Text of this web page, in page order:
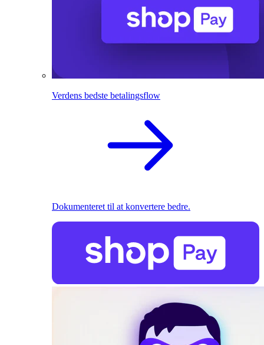
Verdens bedste betalingsflow
Dokumenteret til at konvertere bedre.